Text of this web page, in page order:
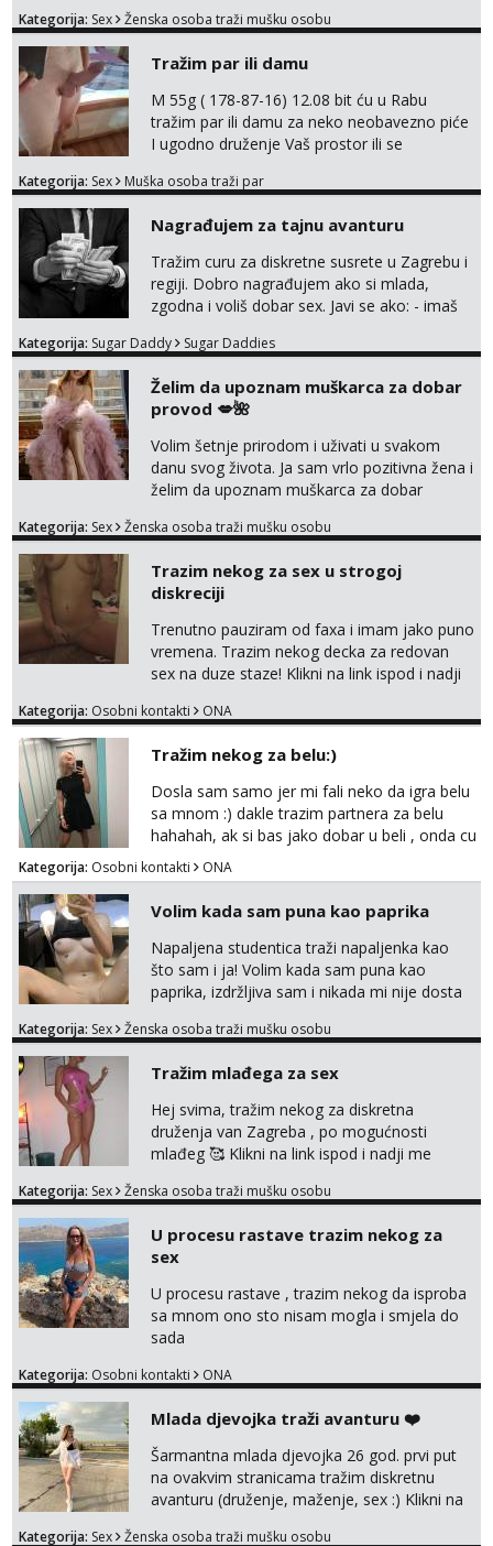
na sexdater link i javi mi se tamo....
Kategorija: Sex Ženska osoba traži mušku osobu
Tražim par ili damu
M 55g ( 178-87-16) 12.08 bit ću u Rabu
tražim par ili damu za neko neobavezno piće
I ugodno druženje Vaš prostor ili se
plaži na noćno kupanje Kontakt
Kategorija: Sex Muška osoba traži par
Nagrađujem za tajnu avanturu
Tražim curu za diskretne susrete u Zagrebu i
regiji. Dobro nagrađujem ako si mlada,
zgodna i voliš dobar sex. Javi se ako: - imaš
kosu - se dobro ljubiš - si fleksibilna s
dostupna radnim danom (vikendi i noći su za
obitelj) - vodiš brigu o zdravlju i koristiš
zaštitu Ne javljajte se: - debele - frajeri i
paro...
Kategorija: Sugar Daddy Sugar Daddies
Želim da upoznam muškarca za dobar
provod 💋🌺
Volim šetnje prirodom i uživati u svakom
danu svog života. Ja sam vrlo pozitivna žena i
želim da upoznam muškarca za dobar
na link ispod i nadji me tamo, cekam te!
Kategorija: Sex Ženska osoba traži mušku osobu
Trazim nekog za sex u strogoj
diskreciji
Trenutno pauziram od faxa i imam jako puno
vremena. Trazim nekog decka za redovan
sex na duze staze! Klikni na link ispod i nadji
Kategorija: Osobni kontakti ONA
Tražim nekog za belu:)
Dosla sam samo jer mi fali neko da igra belu
sa mnom :) dakle trazim partnera za belu
hahahah, ak si bas jako dobar u beli , onda cu
razmislit za dalje Klikni na link ispod i nadji me
tamo, cekam te!
Kategorija: Osobni kontakti ONA
Volim kada sam puna kao paprika
Napaljena studentica traži napaljenka kao
što sam i ja! Volim kada sam puna kao
paprika, izdržljiva sam i nikada mi nije dosta
bilo kad i bilo gdje zato se javi što prije da
tamo, cekam te!
Kategorija: Sex Ženska osoba traži mušku osobu
Tražim mlađega za sex
Hej svima, tražim nekog za diskretna
druženja van Zagreba , po mogućnosti
mlađeg 🥰 Klikni na link ispod i nadji me
Kategorija: Sex Ženska osoba traži mušku osobu
U procesu rastave trazim nekog za
sex
U procesu rastave , trazim nekog da isproba
sa mnom ono sto nisam mogla i smjela do
sada
Kategorija: Osobni kontakti ONA
Mlada djevojka traži avanturu ❤️
Šarmantna mlada djevojka 26 god. prvi put
na ovakvim stranicama tražim diskretnu
avanturu (druženje, maženje, sex :) Klikni na
Kategorija: Sex Ženska osoba traži mušku osobu